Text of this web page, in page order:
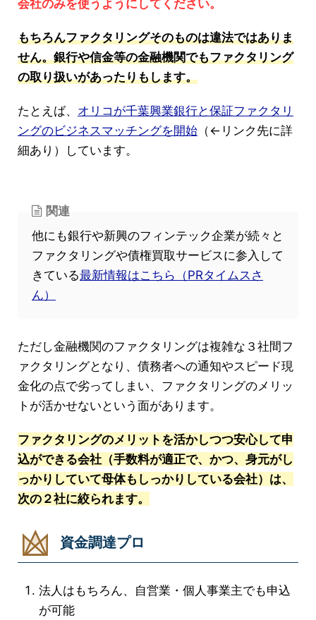
会社のみを使うようにしてください。
もちろんファクタリングそのものは違法ではありま
せん。銀行や信金等の金融機関でもファクタリング
の取り扱いがあったりもします。
たとえば、 オリコが千葉興業銀行と保証ファクタリ
ングのビジネスマッチングを開始 （←リンク先に詳
細あり）しています。
関連
他にも銀行や新興のフィンテック企業が続々と
ファクタリングや債権買取サービスに参入して
きている最新情報はこちら（PRタイムスさ
ん）
ただし金融機関のファクタリングは複雑な３社間フ
ァクタリングとなり、債務者への通知やスピード現
金化の点で劣ってしまい、ファクタリングのメリッ
トが活かせないという面があります。
ファクタリングのメリットを活かしつつ安心して申
込ができる会社（手数料が適正で、かつ、身元がし
っかりしていて母体もしっかりしている会社）は、
次の２社に絞られます。
資金調達プロ
法人はもちろん、自営業・個人事業主でも申込
が可能